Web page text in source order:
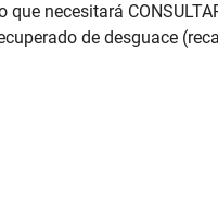
necesitará
de desguace